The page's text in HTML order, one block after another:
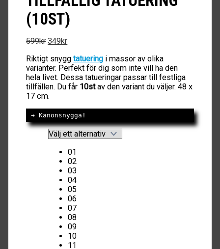
(10ST)
599krDet
priset
var:
599kr.
349krDet
priset
är:
349kr.
Riktigt snyggtatuering i massor av olika
varianter. Perfekt för dig som inte vill ha den
hela livet. Dessa tatueringar passar till festliga
tillfällen. Du får 10stav den variant du väljer. 48 x
17 cm.
→ Kanonsnygga!
01
02
03
04
05
06
07
08
09
10
11